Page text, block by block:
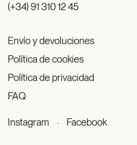
(+34) 91 310 12 45
Envío y devoluciones
Política de cookies
Política de privacidad
FAQ
Instagram · Facebook